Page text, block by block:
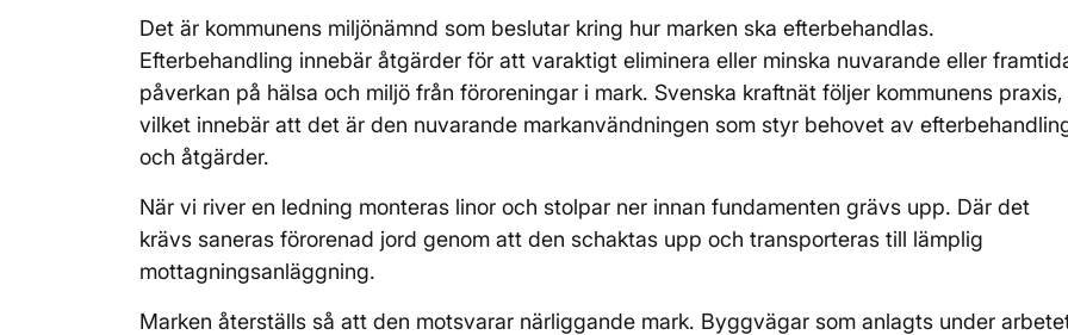
Det är kommunens miljönämnd som beslutar kring hur marken ska efterbehandlas.
Efterbehandling innebär åtgärder för att varaktigt eliminera eller minska nuvarande eller
påverkan på hälsa och miljö från föroreningar i mark. Svenska kraftnät följer kommunens praxis,
vilket innebär att det är den nuvarande markanvändningen som styr behovet av
och åtgärder.
När vi river en ledning monteras linor och stolpar ner innan fundamenten grävs upp. Där det
krävs saneras förorenad jord genom att den schaktas upp och transporteras till lämplig
mottagningsanläggning.
Marken återställs så att den motsvarar närliggande mark. Byggvägar som anlagts under